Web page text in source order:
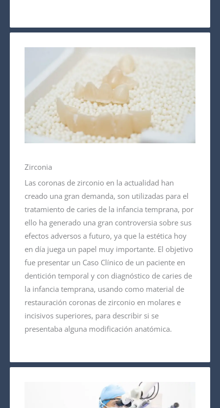
Zirconia
Las coronas de zirconio en la actualidad han
creado una gran demanda, son utilizadas para el
tratamiento de caries de la infancia temprana, por
ello ha generado una gran controversia sobre sus
efectos adversos a futuro, ya que la estética hoy
en día juega un papel muy importante. El objetivo
fue presentar un Caso Clínico de un paciente en
dentición temporal y con diagnóstico de caries de
la infancia temprana, usando como material de
restauración coronas de zirconio en molares e
incisivos superiores, para describir si se
presentaba alguna modificación anatómica.